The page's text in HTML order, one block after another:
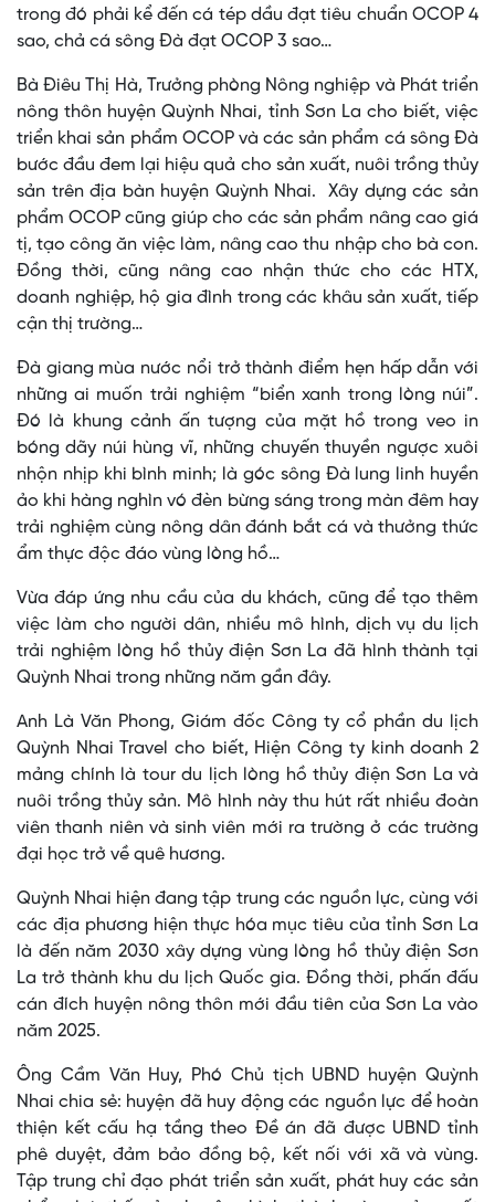
trong đó phải kể đến cá tép dầu đạt tiêu chuẩn OCOP 4
sao, chả cá sông Đà đạt OCOP 3 sao…
Bà Điêu Thị Hà, Trưởng phòng Nông nghiệp và Phát triển
nông thôn huyện Quỳnh Nhai, tỉnh Sơn La cho biết, việc
triển khai sản phẩm OCOP và các sản phẩm cá sông Đà
bước đầu đem lại hiệu quả cho sản xuất, nuôi trồng thủy
sản trên địa bàn huyện Quỳnh Nhai. Xây dựng các sản
phẩm OCOP cũng giúp cho các sản phẩm nâng cao giá
tị, tạo công ăn việc làm, nâng cao thu nhập cho bà con.
Đồng thời, cũng nâng cao nhận thức cho các HTX,
doanh nghiệp, hộ gia đình trong các khâu sản xuất, tiếp
cận thị trường…
Đà giang mùa nước nổi trở thành điểm hẹn hấp dẫn với
những ai muốn trải nghiệm “biển xanh trong lòng núi”.
Đó là khung cảnh ấn tượng của mặt hồ trong veo in
bóng dãy núi hùng vĩ, những chuyến thuyền ngược xuôi
nhộn nhịp khi bình minh; là góc sông Đà lung linh huyền
ảo khi hàng nghìn vó đèn bừng sáng trong màn đêm hay
trải nghiệm cùng nông dân đánh bắt cá và thưởng thức
ẩm thực độc đáo vùng lòng hồ…
Vừa đáp ứng nhu cầu của du khách, cũng để tạo thêm
việc làm cho người dân, nhiều mô hình, dịch vụ du lịch
trải nghiệm lòng hồ thủy điện Sơn La đã hình thành tại
Quỳnh Nhai trong những năm gần đây.
Anh Là Văn Phong, Giám đốc Công ty cổ phần du lịch
Quỳnh Nhai Travel cho biết, Hiện Công ty kinh doanh 2
mảng chính là tour du lịch lòng hồ thủy điện Sơn La và
nuôi trồng thủy sản. Mô hình này thu hút rất nhiều đoàn
viên thanh niên và sinh viên mới ra trường ở các trường
đại học trở về quê hương.
Quỳnh Nhai hiện đang tập trung các nguồn lực, cùng với
các địa phương hiện thực hóa mục tiêu của tỉnh Sơn La
là đến năm 2030 xây dựng vùng lòng hồ thủy điện Sơn
La trở thành khu du lịch Quốc gia. Đồng thời, phấn đấu
cán đích huyện nông thôn mới đầu tiên của Sơn La vào
năm 2025.
Ông Cầm Văn Huy, Phó Chủ tịch UBND huyện Quỳnh
Nhai chia sẻ: huyện đã huy động các nguồn lực để hoàn
thiện kết cấu hạ tầng theo Đề án đã được UBND tỉnh
phê duyệt, đảm bảo đồng bộ, kết nối với xã và vùng.
Tập trung chỉ đạo phát triển sản xuất, phát huy các sản